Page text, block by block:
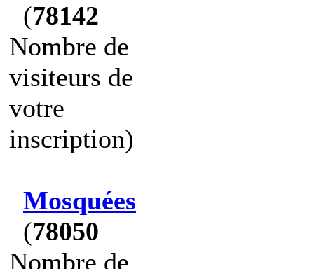
(78142
Nombre de
visiteurs de
votre
inscription)
Mosquées
(78050
Nombre de